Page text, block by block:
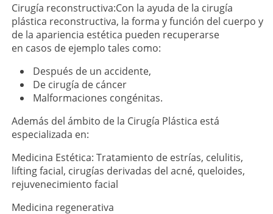
Cirugía reconstructiva:Con la ayuda de la cirugía
plástica reconstructiva, la forma y función del cuerpo y
de la apariencia estética pueden recuperarse
en casos de ejemplo tales como:
Después de un accidente,
De cirugía de cáncer
Malformaciones congénitas.
Además del ámbito de la Cirugía Plástica está
especializada en:
Medicina Estética: Tratamiento de estrías, celulitis,
lifting facial, cirugías derivadas del acné, queloides,
rejuvenecimiento facial
Medicina regenerativa